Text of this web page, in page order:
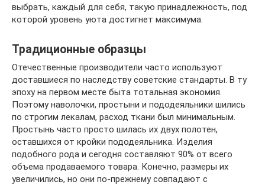
выбрать, каждый для себя, такую принадлежность, под
которой уровень уюта достигнет максимума.
Традиционные образцы
Отечественные производители часто используют
доставшиеся по наследству советские стандарты. В ту
эпоху на первом месте быта тотальная экономия.
Поэтому наволочки, простыни и пододеяльники шились
по строгим лекалам, расход ткани был минимальным.
Простынь часто просто шилась их двух полотен,
оставшихся от кройки пододеяльника. Изделия
подобного рода и сегодня составляют 90% от всего
объема продаваемого товара. Конечно, размеры их
увеличились, но они по-прежнему совпадают с